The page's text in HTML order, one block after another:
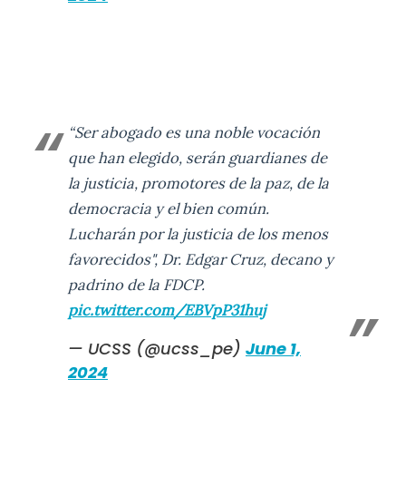
“Ser abogado es una noble vocación
que han elegido, serán guardianes de
la justicia, promotores de la paz, de la
democracia y el bien común.
Lucharán por la justicia de los menos
favorecidos", Dr. Edgar Cruz, decano y
padrino de la FDCP.
pic.twitter.com/EBVpP31huj
— UCSS (@ucss_pe) June 1,
2024